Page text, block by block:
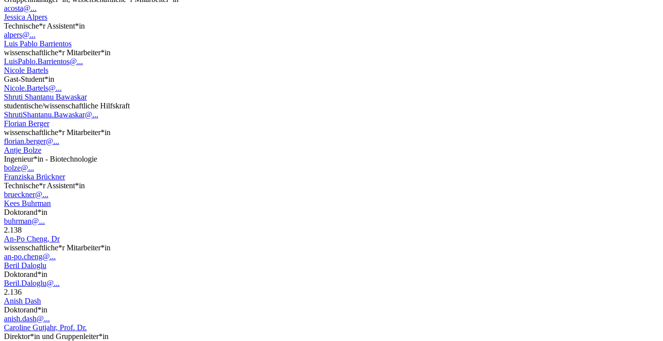
acosta@...
Jessica Alpers
Technische*r Assistent*in
alpers@...
Luis Pablo Barrientos
wissenschaftliche*r Mitarbeiter*in
LuisPablo.Barrientos@...
Nicole Bartels
Gast-Student*in
Nicole.Bartels@...
Shruti Shantanu Bawaskar
studentische/wissenschaftliche Hilfskraft
ShrutiShantanu.Bawaskar@...
Florian Berger
wissenschaftliche*r Mitarbeiter*in
florian.berger@...
Antje Bolze
Ingenieur*in - Biotechnologie
bolze@...
Franziska Brückner
Technische*r Assistent*in
brueckner@...
Kees Buhrman
Doktorand*in
buhrman@...
2.138
An-Po Cheng, Dr
wissenschaftliche*r Mitarbeiter*in
an-po.cheng@...
Beril Daloglu
Doktorand*in
Beril.Daloglu@...
2.136
Anish Dash
Doktorand*in
anish.dash@...
Caroline Gutjahr, Prof. Dr.
Direktor*in und Gruppenleiter*in